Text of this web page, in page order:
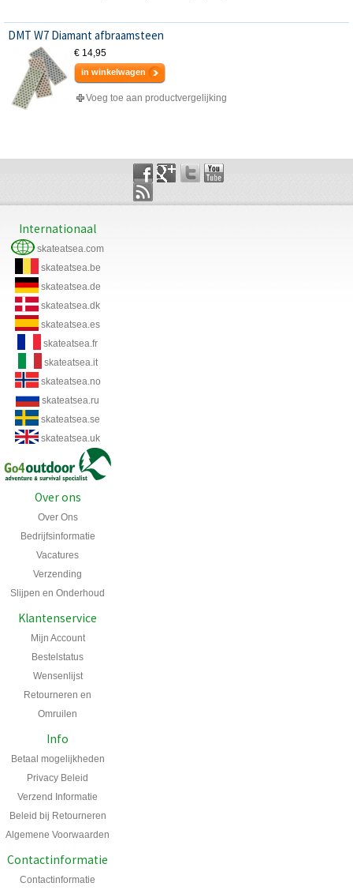
DMT W7 Diamant afbraamsteen
€ 14,95
in winkelwagen
Voeg toe aan productvergelijking
Internationaal
skateatsea.com
skateatsea.be
skateatsea.de
skateatsea.dk
skateatsea.es
skateatsea.fr
skateatsea.it
skateatsea.no
skateatsea.ru
skateatsea.se
skateatsea.uk
Over ons
Over Ons
Bedrijfsinformatie
Vacatures
Verzending
Slijpen en Onderhoud
Klantenservice
Mijn Account
Bestelstatus
Wensenlijst
Retourneren en
Omruilen
Info
Betaal mogelijkheden
Privacy Beleid
Verzend Informatie
Beleid bij Retourneren
Algemene Voorwaarden
Contactinformatie
Contactinformatie